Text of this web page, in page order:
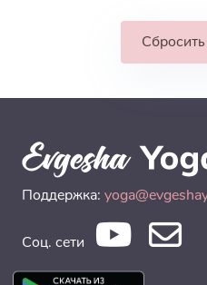
Поддержка:
Соц. сети